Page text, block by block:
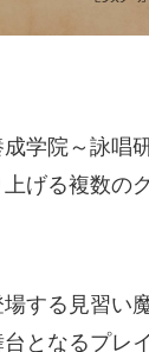
成学院～詠唱
げる複数の
する見習い
となるプレ